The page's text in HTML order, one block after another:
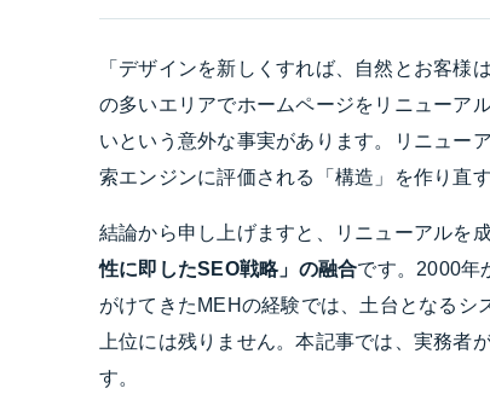
「デザインを新しくすれば、自然とお客
の多いエリアでホームページをリニューア
いという意外な事実があります。リニュー
索エンジンに評価される「構造」を作り直
結論から申し上げますと、リニューアルを
性に即したSEO戦略」の融合です。2000年
がけてきたMEHの経験では、土台となる
上位には残りません。本記事では、実務者
す。